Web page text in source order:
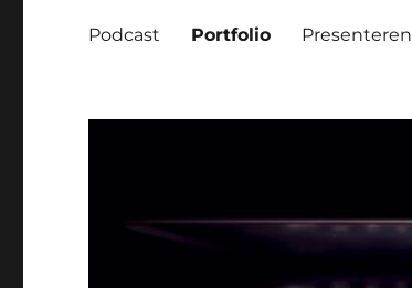
Podcast Portfolio Presenteren